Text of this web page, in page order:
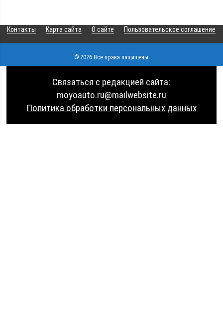
Контакты Карта сайта О сайте Пользовательское соглашение
© 2026 Все права защищены
Связаться с редакцией сайта:
moyoauto.ru@mailwebsite.ru
Политика обработки персональных данных